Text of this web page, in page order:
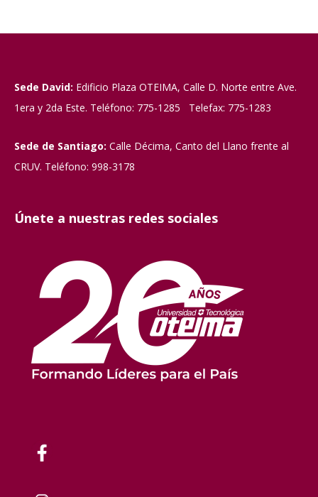
Sede David: Edificio Plaza OTEIMA, Calle D. Norte entre Ave.
1era y 2da Este. Teléfono: 775-1285 Telefax: 775-1283
Sede de Santiago: Calle Décima, Canto del Llano frente al
CRUV. Teléfono: 998-3178
Únete a nuestras redes sociales